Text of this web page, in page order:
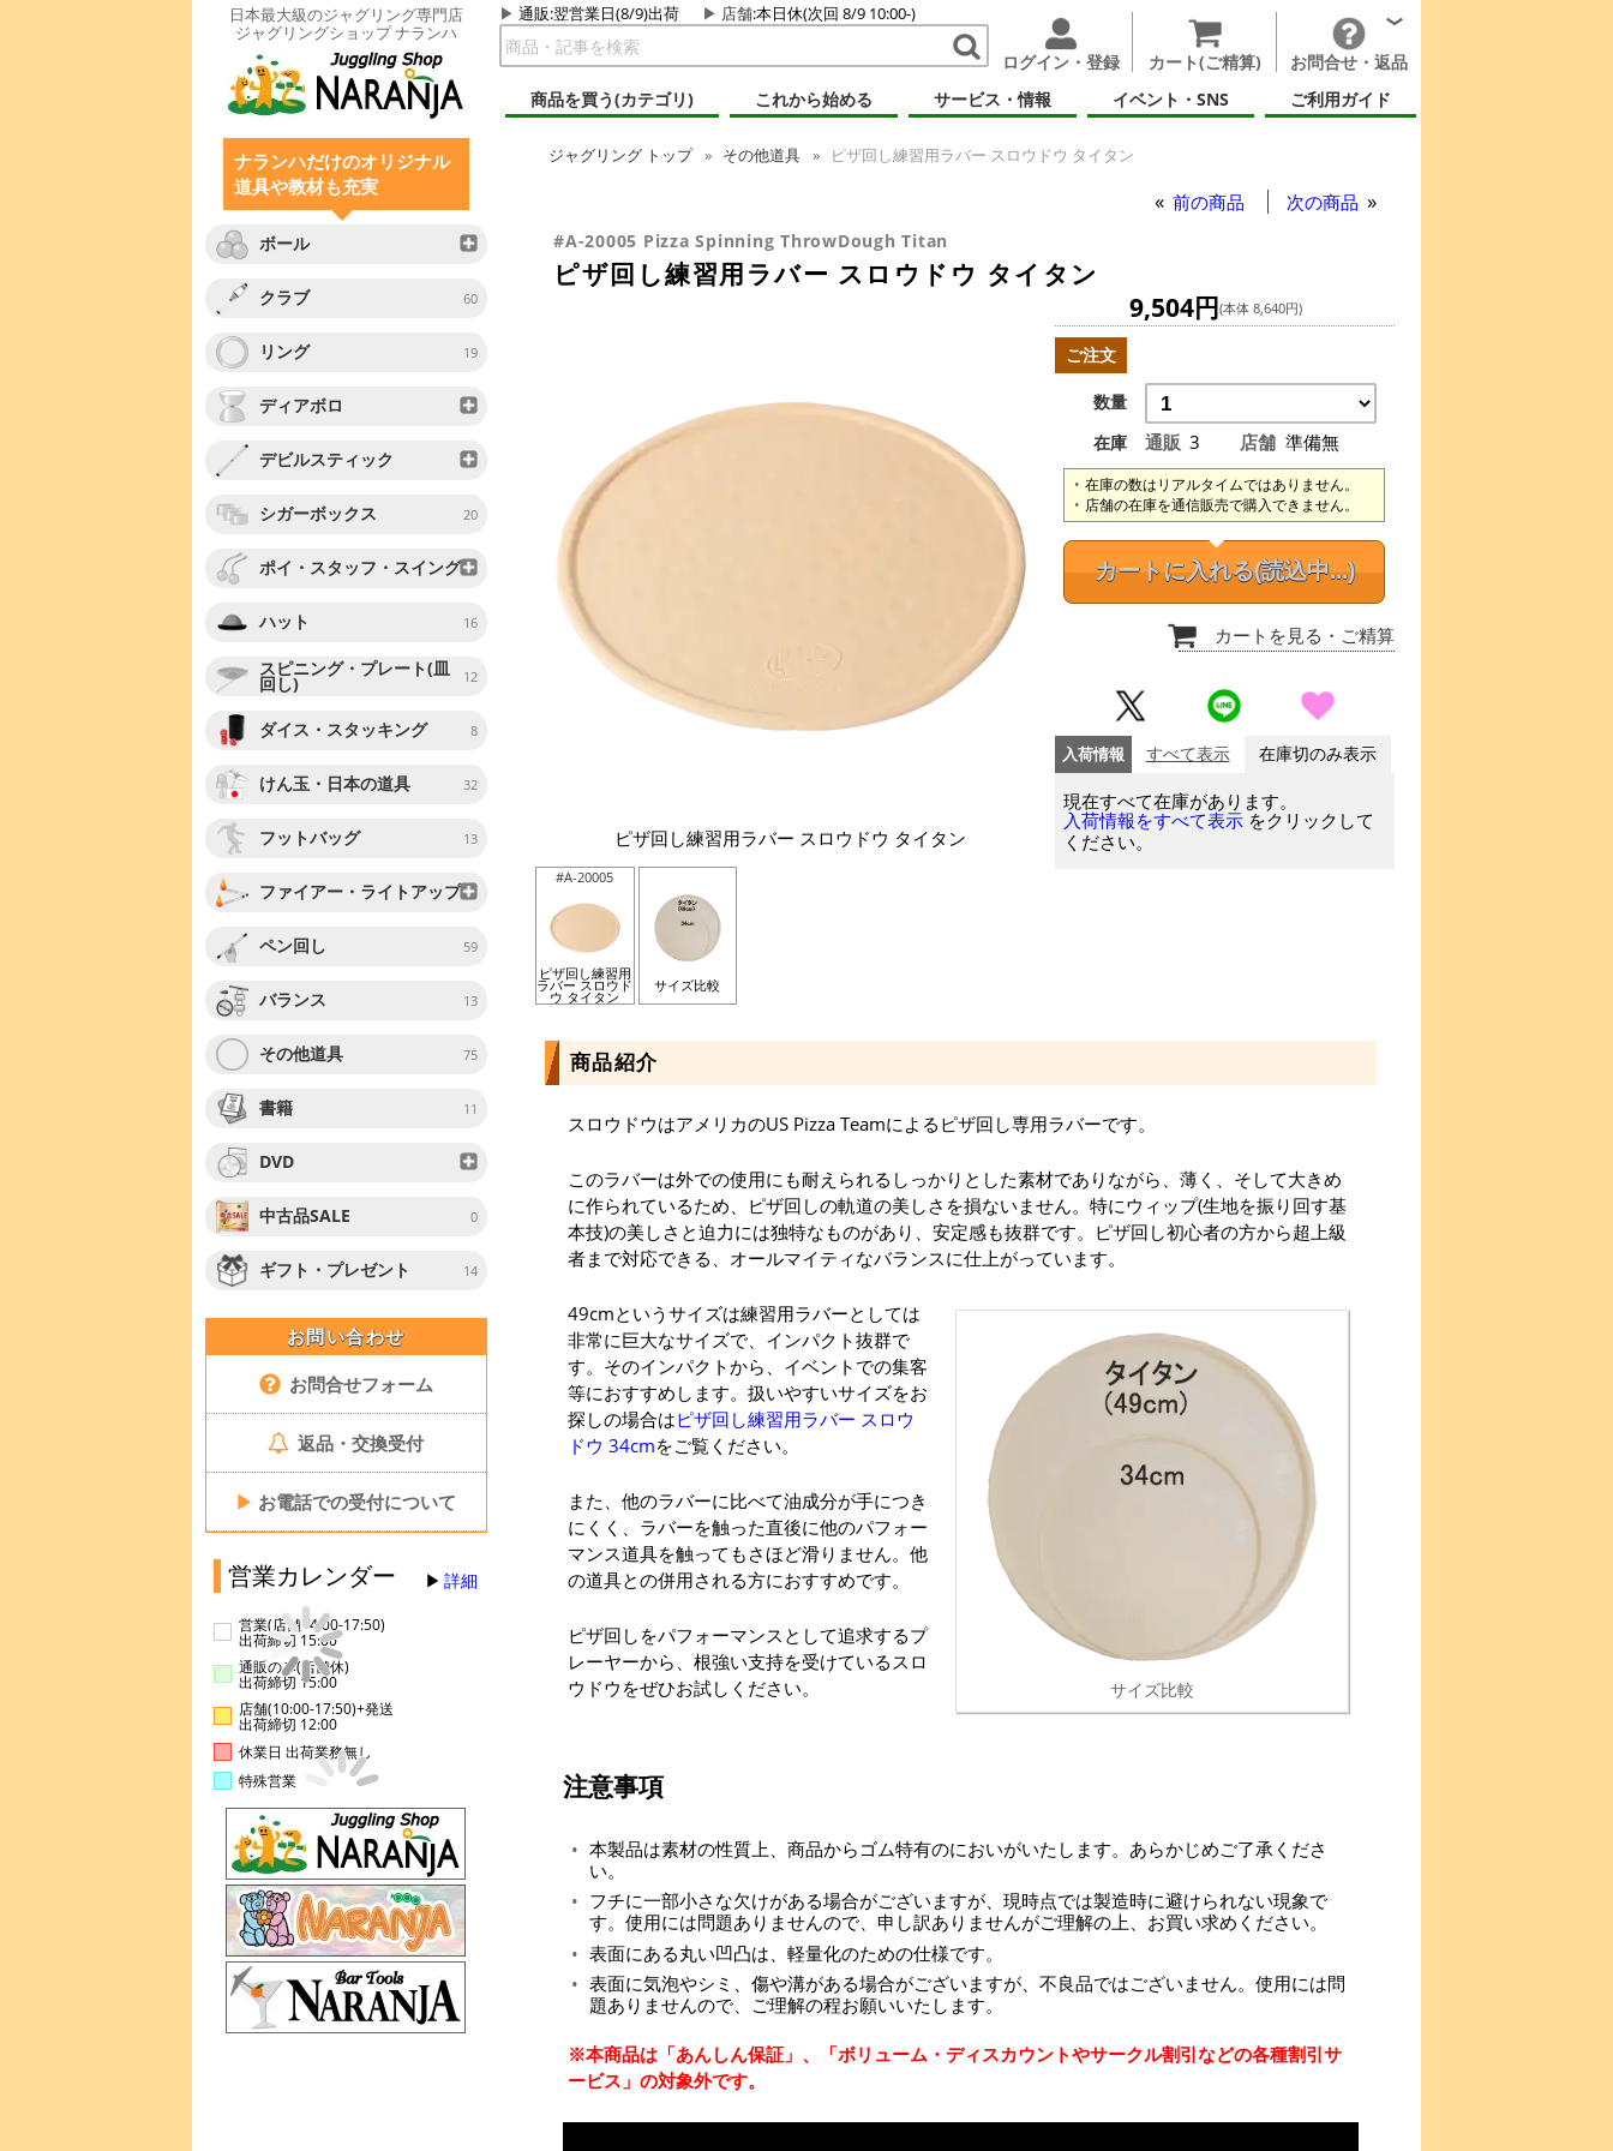
日本最大級のジャグリング専門店
ジャグリングショップ ナランハ
通販:翌営業日(8/9)出荷 店舗:本日休(次回 8/9 10:00-)
ログイン・登録 カート(ご精算)
お問合せ・返品
商品を買う(カテゴリ)
これから始める サービス・情報 イベント・SNS ご利用ガイド
ナランハだけのオリジナル
道具や教材も充実
ボール
クラブ 60
リング 19
ディアボロ
デビルスティック
シガーボックス 20
ポイ・スタッフ・スイング
ハット 16
スピニング・プレート(皿
回し) 12
ダイス・スタッキング 8
けん玉・日本の道具 32
フットバッグ 13
ファイアー・ライトアップ
ペン回し 59
バランス 13
その他道具 75
書籍 11
DVD
中古品SALE 0
ギフト・プレゼント 14
お問い合わせ
お問合せフォーム
返品・交換受付
▶ お電話での受付について
営業カレンダー 詳細
営業(店舗14:00-17:50)
出荷締切 15:00
通販のみ(店舗休)
出荷締切 15:00
店舗(10:00-17:50)+発送
出荷締切 12:00
休業日 出荷業務無し
特殊営業
ジャグリング トップ その他道具 ピザ回し練習用ラバー スロウドウ タイタン
前の商品 次の商品
#A-20005 Pizza Spinning ThrowDough Titan
ピザ回し練習用ラバー スロウドウ タイタン
ピザ回し練習用ラバー スロウドウ タイタン
#A-20005
ピザ回し練習用
ラバー スロウド
ウ タイタン
サイズ比較
9,504円(本体 8,640円)
ご注文
数量
在庫
通販 3 店舗 準備無
在庫の数はリアルタイムではありません。
店舗の在庫を通信販売で購入できません。
カートに入れる(読込中...)
カートを見る ・ご精算
入荷情報 すべて表示 在庫切のみ表示
現在すべて在庫があります。
入荷情報をすべて表示 をクリックして
ください。
商品紹介
スロウドウはアメリカのUS Pizza Teamによるピザ回し専用ラバーです。
このラバーは外での使用にも耐えられるしっかりとした素材でありながら、薄く、そして大きめ
に作られているため、ピザ回しの軌道の美しさを損ないません。特にウィップ(生地を振り回す基
本技)の美しさと迫力には独特なものがあり、安定感も抜群です。ピザ回し初心者の方から超上級
者まで対応できる、オールマイティなバランスに仕上がっています。
サイズ比較
49cmというサイズは練習用ラバーとしては
非常に巨大なサイズで、インパクト抜群で
す。そのインパクトから、イベントでの集客
等におすすめします。扱いやすいサイズをお
探しの場合はピザ回し練習用ラバー スロウ
ドウ 34cmをご覧ください。
また、他のラバーに比べて油成分が手につき
にくく、ラバーを触った直後に他のパフォー
マンス道具を触ってもさほど滑りません。他
の道具との併用される方におすすめです。
ピザ回しをパフォーマンスとして追求するプ
レーヤーから、根強い支持を受けているスロ
ウドウをぜひお試しください。
注意事項
本製品は素材の性質上、商品からゴム特有のにおいがいたします。あらかじめご了承くださ
い。
フチに一部小さな欠けがある場合がございますが、現時点では製造時に避けられない現象で
す。使用には問題ありませんので、申し訳ありませんがご理解の上、お買い求めください。
表面にある丸い凹凸は、軽量化のための仕様です。
表面に気泡やシミ、傷や溝がある場合がございますが、不良品ではございません。使用には問
題ありませんので、ご理解の程お願いいたします。
※本商品は「あんしん保証」、「ボリューム・ディスカウントやサークル割引などの各種割引サ
ービス」の対象外です。